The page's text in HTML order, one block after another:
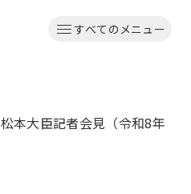
すべてのメニュー
松本大臣記者会見（令和8年